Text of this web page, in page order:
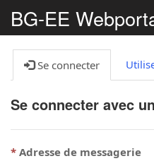
BG-EE
Se connecter
Se connecter avec
Adresse de messagerie